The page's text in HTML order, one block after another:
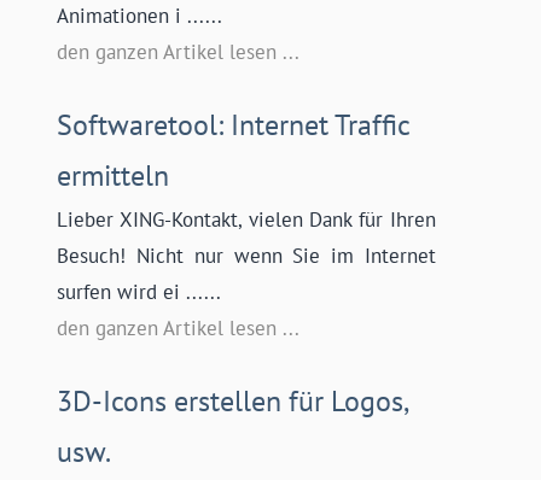
Animationen i ......
den ganzen Artikel lesen ...
Softwaretool: Internet Traffic
ermitteln
Lieber XING-Kontakt, vielen Dank für Ihren
Besuch! Nicht nur wenn Sie im Internet
surfen wird ei ......
den ganzen Artikel lesen ...
3D-Icons erstellen für Logos,
usw.